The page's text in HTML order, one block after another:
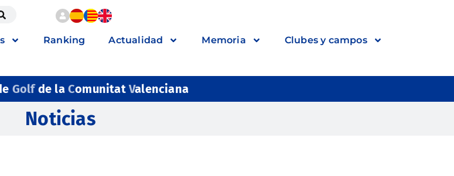
Ranking Actualidad Memoria Clubes y campos
Golfde la ComunitatValenciana
Noticias